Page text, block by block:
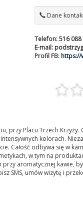
Dane
Telefon:516
E-mail:
Profil FB: https://
przy Placu Trzech
kolorach.
Całość odbywa się w
w tym na
aromatycznej kawie,
SMS, umów wizytę i